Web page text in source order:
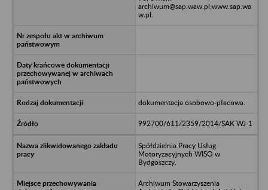
archiwum@sap.waw.pl;www.sap.wa
w.pl.
dokumentacja osobowo-płacowa.
992700/611/2359/2014/SAK WJ-1
Spółdzielnia Pracy Usług
Motoryzacyjnych WISO w
Bydgoszczy.
Archiwum Stowarzyszenia